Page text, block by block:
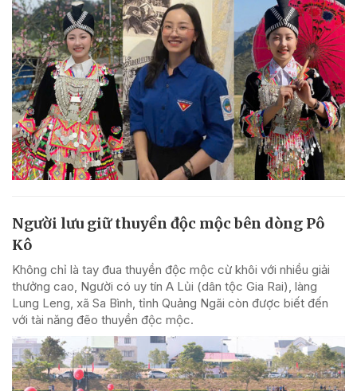
Người lưu giữ thuyền độc mộc bên dòng Pô
Kô
Không chỉ là tay đua thuyền độc mộc cừ khôi với nhiều giải
thưởng cao, Người có uy tín A Lủi (dân tộc Gia Rai), làng
Lung Leng, xã Sa Bình, tỉnh Quảng Ngãi còn được biết đến
với tài năng đẽo thuyền độc mộc.